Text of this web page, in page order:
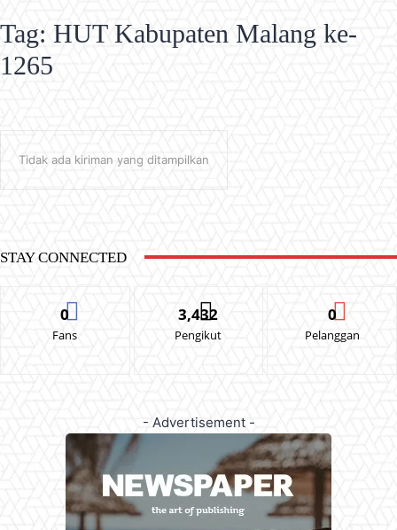
Tag: HUT Kabupaten Malang ke-
1265
Tidak ada kiriman yang ditampilkan
STAY CONNECTED
0
Fans
3,432
Pengikut
0
Pelanggan
- Advertisement -